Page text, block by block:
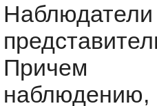
Причем